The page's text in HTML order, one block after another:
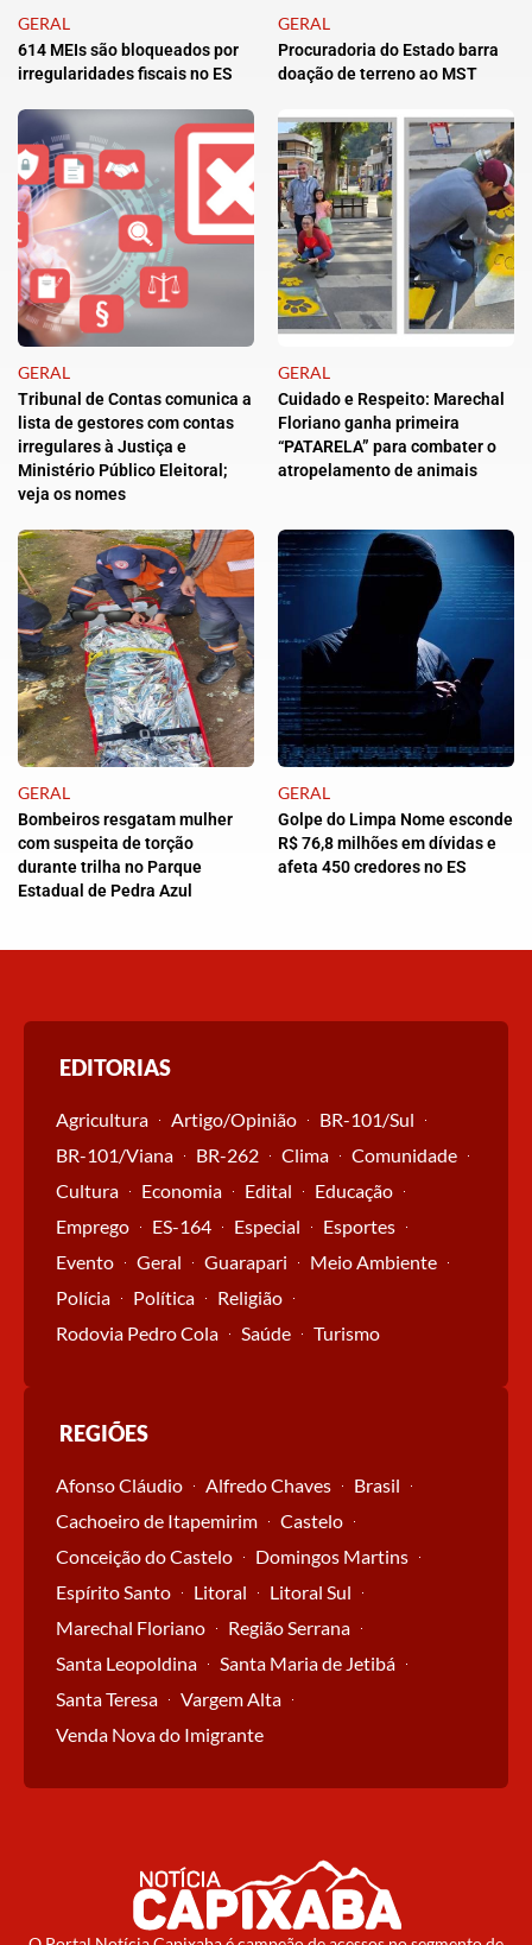
GERAL
614 MEIs são bloqueados por
irregularidades fiscais no ES
GERAL
Procuradoria do Estado barra
doação de terreno ao MST
GERAL
Tribunal de Contas comunica a
lista de gestores com contas
irregulares à Justiça e
Ministério Público Eleitoral;
veja os nomes
GERAL
Cuidado e Respeito: Marechal
Floriano ganha primeira
“PATARELA” para combater o
atropelamento de animais
GERAL
Bombeiros resgatam mulher
com suspeita de torção
durante trilha no Parque
Estadual de Pedra Azul
GERAL
Golpe do Limpa Nome esconde
R$ 76,8 milhões em dívidas e
afeta 450 credores no ES
EDITORIAS
Agricultura Artigo/Opinião
BR-101/Sul
BR-101/Viana
BR-262 Clima
Comunidade
Cultura
Economia Edital
Educação
Emprego
ES-164 Especial
Esportes
Evento
Geral Guarapari
Meio Ambiente
Polícia
Política
Religião
Rodovia Pedro Cola
Saúde Turismo
REGIÕES
Afonso Cláudio Alfredo Chaves
Brasil
Cachoeiro de Itapemirim
Castelo
Conceição do Castelo
Domingos Martins
Espírito Santo
Litoral
Litoral Sul
Marechal Floriano
Região Serrana
Santa Leopoldina
Santa Maria de Jetibá
Santa Teresa
Vargem Alta
Venda Nova do Imigrante